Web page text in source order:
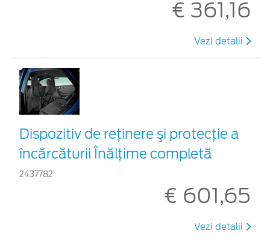
€ 361,16
Vezi detalii
Dispozitiv de reţinere şi protecţie a
încărcăturii Înălțime completă
2437782
€ 601,65
Vezi detalii